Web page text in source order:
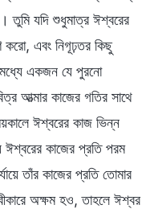
তুমি যদি শুধুমাত্র ঈশ্বরের
করো, এবং নিগূঢ়তর কিছু
একজন যে পুরনো
আত্মার কাজের গতির সাথে
ঈশ্বরের কাজ ভিন্ন
ঈশ্বরের কাজের প্রতি পরম
তাঁর কাজের প্রতি তোমার
অক্ষম হও, তাহলে ঈশ্বর